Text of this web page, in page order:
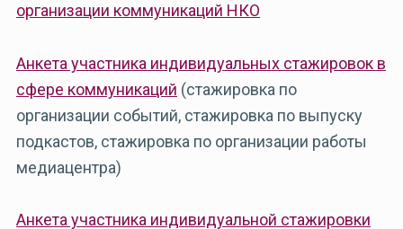
организации коммуникаций НКО
Анкета участника индивидуальных стажировок в
сфере коммуникаций (стажировка по
организации событий, стажировка по выпуску
подкастов, стажировка по организации работы
медиацентра)
Анкета участника индивидуальной стажировки